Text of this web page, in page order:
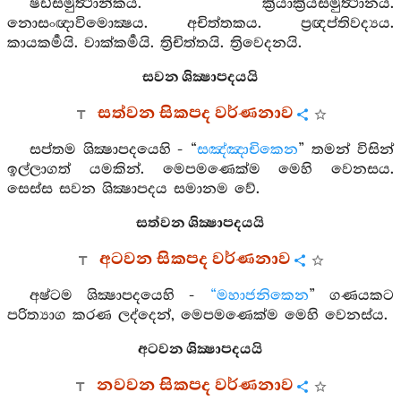
ෂඩ්සමුත්‍ථානිකය. ක්‍රියාක්‍රියසමුත්‍ථානය.
නොසංඥාවිමොක්‍ෂය. අචිත්තකය. ප්‍රඥප්තිවද්‍යය.
කායකර්‍මයි. වාක්කර්‍මයි. ත්‍රිචිත්තයි. ත්‍රිවෙදනයි.
සවන ශික්‍ෂාපදයයි
සත්වන සිකපද වර්ණනාව
සප්තම ශික්‍ෂාපදයෙහි - “සඤ්ඤාචිකෙන” තමන් විසින්
ඉල්ලාගත් යමකින්. මෙපමණෙක්ම මෙහි වෙනසය.
සෙස්ස සවන ශික්‍ෂාපදය සමානම වේ.
සත්වන ශික්‍ෂාපදයයි
අටවන සිකපද වර්ණනාව
අෂ්ටම ශික්‍ෂාපදයෙහි - “මහාජනිකෙන” ගණයකට
පරිත්‍යාග කරණ ලද්දෙන්, මෙපමණෙක්ම මෙහි වෙනස්ය.
අටවන ශික්‍ෂාපදයයි
නවවන සිකපද වර්ණනාව